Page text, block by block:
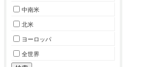
中南米
北米
ヨーロッパ
全世界